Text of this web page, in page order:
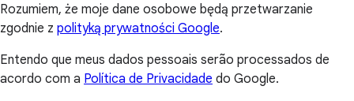
Rozumiem, że moje dane osobowe będą przetwarzanie
zgodnie z polityką prywatności Google.
Entendo que meus dados pessoais serão processados de
acordo com a Política de Privacidade do Google.